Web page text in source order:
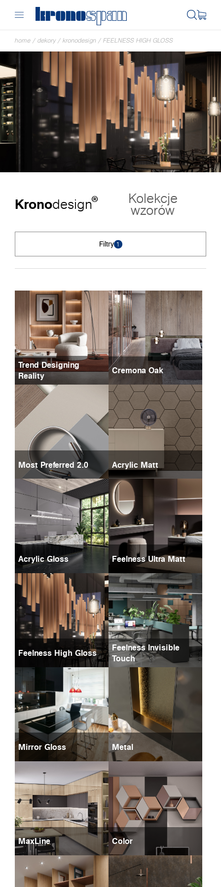
home / dekory / kronodesign / FEELNESS HIGH GLOSS
Kronodesign® Kolekcje
wzorów
Filtry 1
Trend Designing
Reality
Cremona Oak
Most Preferred 2.0 Acrylic Matt
Acrylic Gloss Feelness Ultra Matt
Feelness High Gloss
Feelness Invisible
Touch
Mirror Gloss Metal
MaxLine Color